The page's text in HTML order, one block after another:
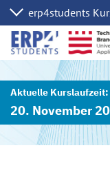
20. November